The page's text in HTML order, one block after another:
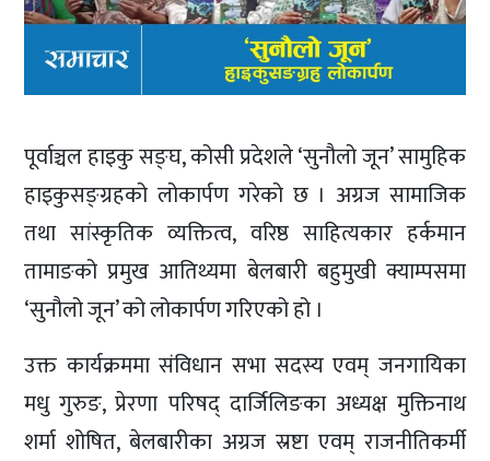
पूर्वाञ्चल हाइकु सङ्घ, कोसी प्रदेशले ‘सुनौलो जून’ सामुहिक
हाइकुसङ्ग्रहको लोकार्पण गरेको छ । अग्रज सामाजिक
तथा सांस्कृतिक व्यक्तित्व, वरिष्ठ साहित्यकार हर्कमान
तामाङको प्रमुख आतिथ्यमा बेलबारी बहुमुखी क्याम्पसमा
‘सुनौलो जून’ को लोकार्पण गरिएको हो ।
उक्त कार्यक्रममा संविधान सभा सदस्य एवम् जनगायिका
मधु गुरुङ, प्रेरणा परिषद् दार्जिलिङका अध्यक्ष मुक्तिनाथ
शर्मा शोषित, बेलबारीका अग्रज स्रष्टा एवम् राजनीतिकर्मी